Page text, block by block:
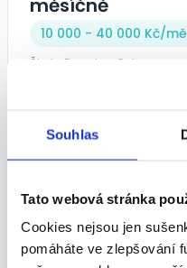
Souhlas
Tato webová stránka
Cookies nejsou jen
pomáháte ve zlepšování
měsíčně
10 000 - 40 000 Kč/
Škola Populo • Ostrava
TOP